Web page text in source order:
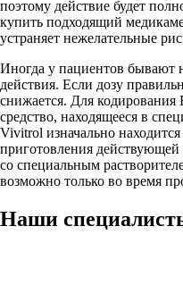
поэтому действие будет
купить подходящий
устраняет нежелательные
Иногда у пациентов бывают
действия. Если дозу
снижается. Для
средство, находящееся в
Vivitrol изначально
приготовления
со специальным
возможно только во время
Наши